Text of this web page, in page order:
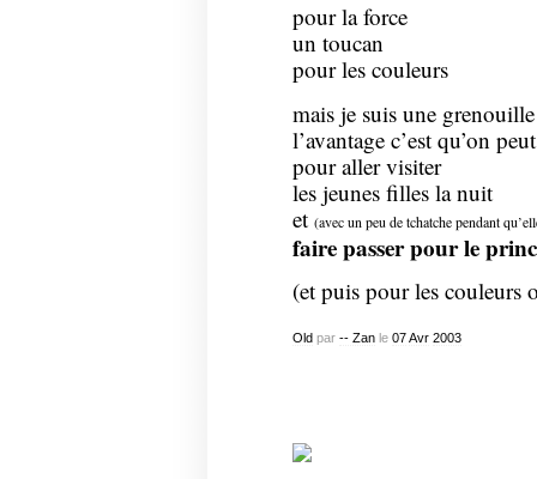
pour la force
un toucan
pour les couleurs
mais je suis une grenouille
l’avantage c’est qu’on
pour aller visiter
les jeunes filles la nuit
et (avec un peu de tchatche pendant
faire passer pour le
(et puis pour les couleurs
Old par -- Zanle 07 Avr 2003